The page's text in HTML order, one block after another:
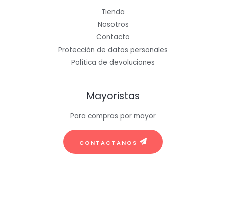
Tienda
Nosotros
Contacto
Protección de datos personales
Política de devoluciones
Mayoristas
Para compras por mayor
CONTACTANOS